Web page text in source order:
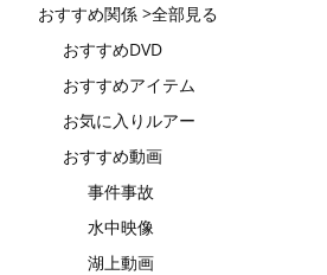
おすすめ関係 >全部見る
おすすめDVD
おすすめアイテム
お気に入りルアー
おすすめ動画
事件事故
水中映像
湖上動画